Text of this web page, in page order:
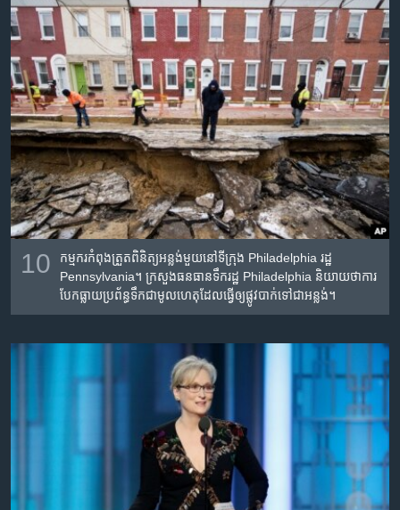
10
កម្មករ​កំពុង​ត្រួត​ពិនិត្យ​អន្លង់​មួយ​នៅទីក្រុង​ Philadelphia រដ្ឋ
Pennsylvania។ ក្រសួង​ធនធានទឹក​រដ្ឋ Philadelphia និយាយ​ថាការ​
បែក​ធ្លាយ​ប្រព័ន្ធ​ទឹក​ជា​មូលហេតុ​ដែលធ្វើ​ឲ្យ​ផ្លូវ​បាក់ទៅជា​អន្លង់។